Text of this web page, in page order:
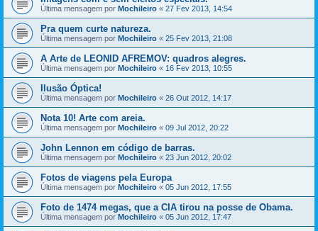
Última mensagem por Mochileiro « 27 Fev 2013, 14:54
Pra quem curte natureza.
Última mensagem por Mochileiro « 25 Fev 2013, 21:08
A Arte de LEONID AFREMOV: quadros alegres.
Última mensagem por Mochileiro « 16 Fev 2013, 10:55
Ilusão Óptica!
Última mensagem por Mochileiro « 26 Out 2012, 14:17
Nota 10! Arte com areia.
Última mensagem por Mochileiro « 09 Jul 2012, 20:22
John Lennon em código de barras.
Última mensagem por Mochileiro « 23 Jun 2012, 20:02
Fotos de viagens pela Europa
Última mensagem por Mochileiro « 05 Jun 2012, 17:55
Foto de 1474 megas, que a CIA tirou na posse de Obama.
Última mensagem por Mochileiro « 05 Jun 2012, 17:47